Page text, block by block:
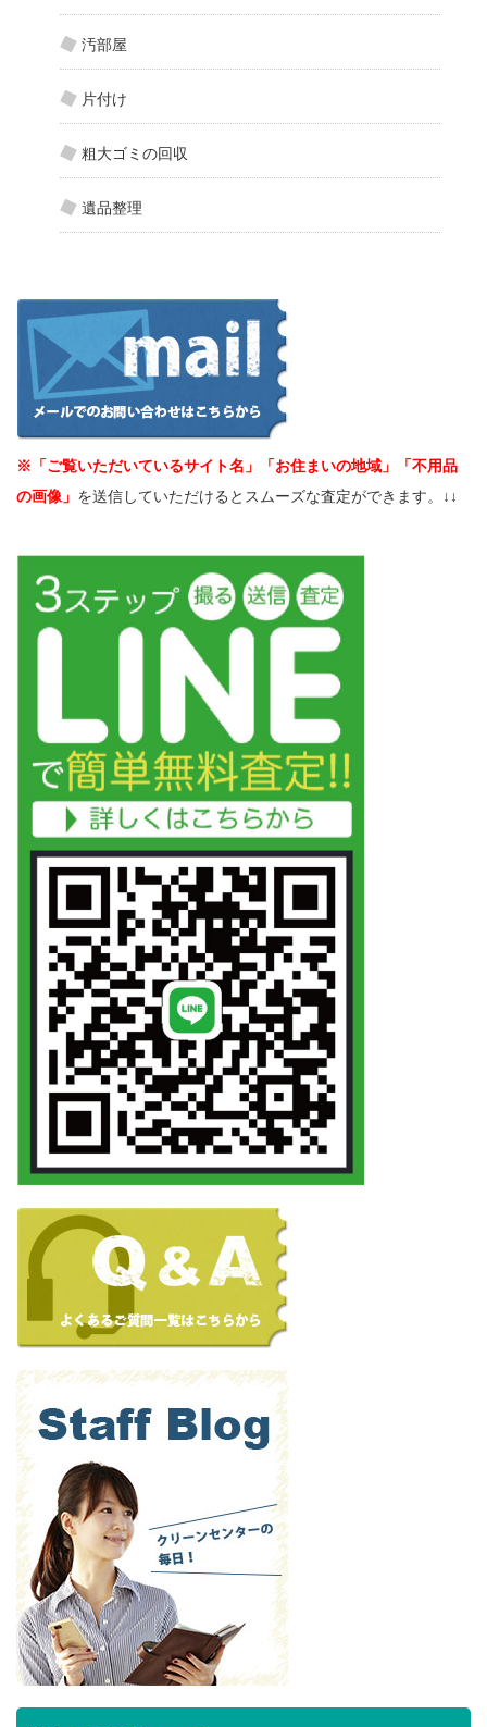
汚部屋
片付け
粗大ゴミの回収
遺品整理
※「ご覧いただいているサイト名」「お住まいの地域」「不用品
の画像」 を送信していただけるとスムーズな査定ができます。↓↓